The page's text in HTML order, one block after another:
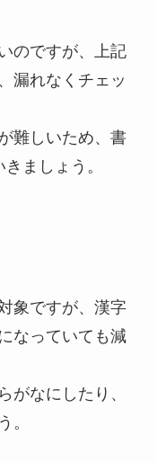
のですが、上記
漏れなくチェッ
難しいため、書
ましょう。
象ですが、漢字
なっていても減
がなにしたり、
。